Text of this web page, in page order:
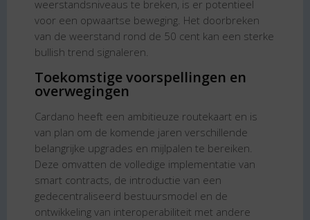
weerstandsniveaus te breken, is er potentieel
voor een opwaartse beweging. Het doorbreken
van de weerstand rond de 50 cent kan een sterke
bullish trend signaleren.
Toekomstige voorspellingen en
overwegingen
Cardano heeft een ambitieuze routekaart en is
van plan om de komende jaren verschillende
belangrijke upgrades en mijlpalen te bereiken.
Deze omvatten de volledige implementatie van
smart contracts, de introductie van een
gedecentraliseerd bestuursmodel en de
ontwikkeling van interoperabiliteit met andere